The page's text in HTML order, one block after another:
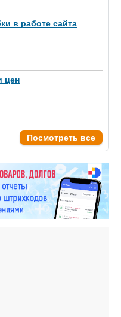
в работе сайта
цен
Посмотреть все